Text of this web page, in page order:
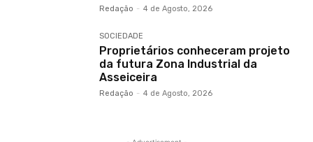
Redação - 4 de Agosto, 2026
SOCIEDADE
Proprietários conheceram projeto
da futura Zona Industrial da
Asseiceira
Redação - 4 de Agosto, 2026